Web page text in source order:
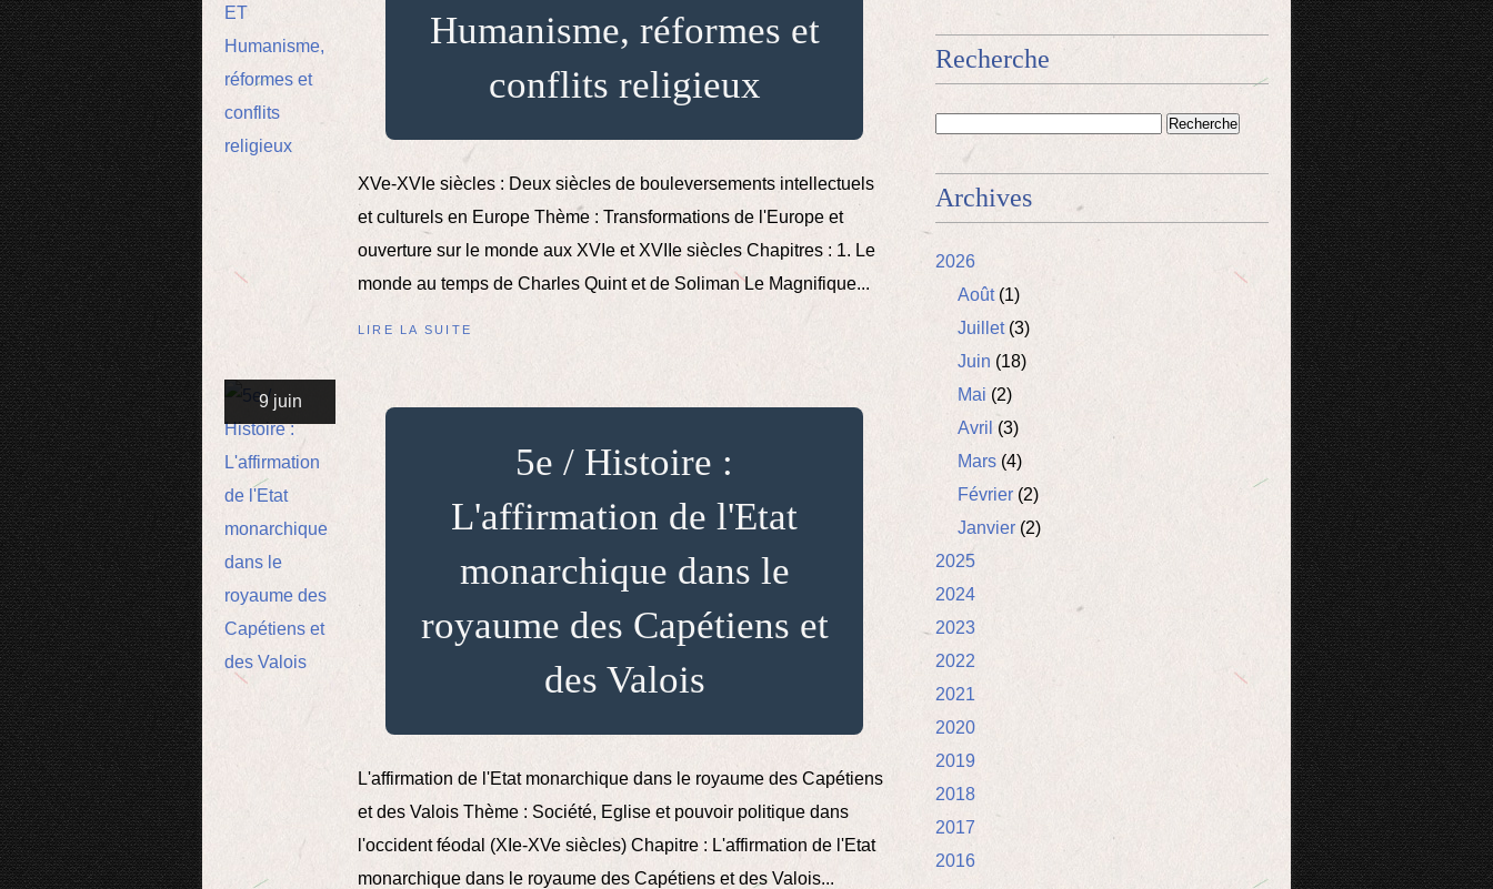
Humanisme, réformes et
conflits religieux
XVe-XVIe siècles : Deux siècles de bouleversements intellectuels
et culturels en Europe Thème : Transformations de l'Europe et
ouverture sur le monde aux XVIe et XVIIe siècles Chapitres : 1. Le
monde au temps de Charles Quint et de Soliman Le Magnifique...
LIRE LA SUITE
9 juin
5e / Histoire :
L'affirmation de l'Etat
monarchique dans le
royaume des Capétiens et
des Valois
L'affirmation de l'Etat monarchique dans le royaume des Capétiens
et des Valois Thème : Société, Eglise et pouvoir politique dans
l'occident féodal (XIe-XVe siècles) Chapitre : L'affirmation de l'Etat
monarchique dans le royaume des Capétiens et des Valois...
Recherche
Archives
2026
Août(1)
Juillet(3)
Juin (18)
Mai (2)
Avril (3)
Mars (4)
Février (2)
Janvier (2)
2025
2024
2023
2022
2021
2020
2019
2018
2017
2016